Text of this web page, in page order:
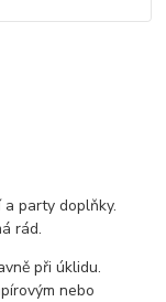
party doplňky.
rád.
při úklidu.
nebo